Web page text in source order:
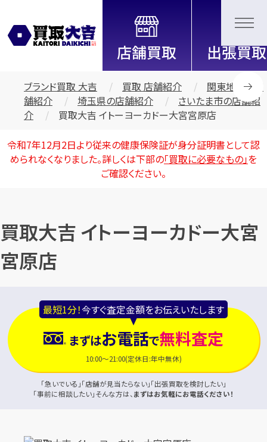
全国2200店舗以上展開中！
信頼と実績の買取専門店「買取大
吉」
ブランド買取 大吉 買取 店舗紹介
関東地区の店
舗紹介
埼玉県の店舗紹介
さいたま市の店舗紹
介
買取大吉 イトーヨーカドー大宮宮原店
令和7年12月2日より従来の健康保険証が身分証明書として認
められなくなりました。詳しくは下部の「買取に必要なもの」を
ご確認ください。
買取大吉 イトーヨーカドー大宮
宮原店
最短1分！今すぐ査定金額をお伝えいたします
まずはお電話で無料査定
10:00～21:00(定休日:年中無休)
「急いでいる」「店舗が見当たらない」「出張買取を検討したい」
「事前に相談したい」そんな方は、 まずはお気軽にお電話ください！